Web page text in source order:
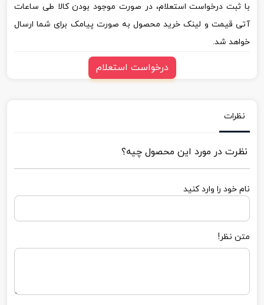
با ثبت درخواست استعلام، در صورت موجود بودن کالا طی ساعات
آتی قیمت و لینک خرید محصول به صورت پیامک برای شما ارسال
خواهد شد.
درخواست استعلام
نظرات
نظرت در مورد این محصول چیه؟
نام خود را وارد کنید
متن نظر!